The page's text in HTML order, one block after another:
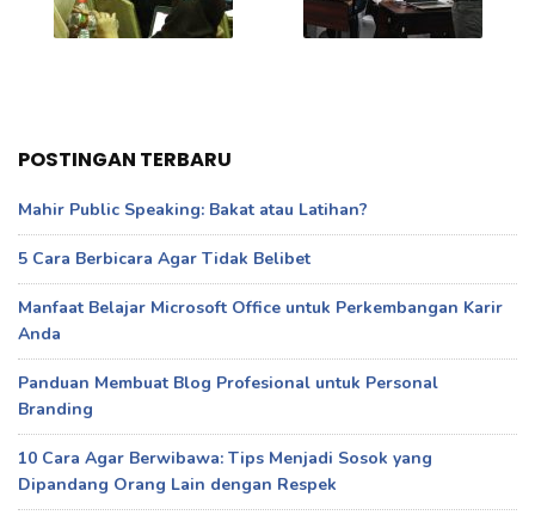
POSTINGAN TERBARU
Mahir Public Speaking: Bakat atau Latihan?
5 Cara Berbicara Agar Tidak Belibet
Manfaat Belajar Microsoft Office untuk Perkembangan Karir
Anda
Panduan Membuat Blog Profesional untuk Personal
Branding
10 Cara Agar Berwibawa: Tips Menjadi Sosok yang
Dipandang Orang Lain dengan Respek